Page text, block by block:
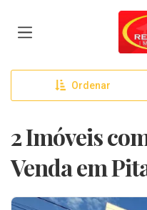
Ordenar
2 Imóveis
Venda em